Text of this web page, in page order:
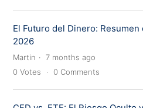
El Futuro del Dinero:
2026
Martin
7 months ago
0 Votes 0 Comments